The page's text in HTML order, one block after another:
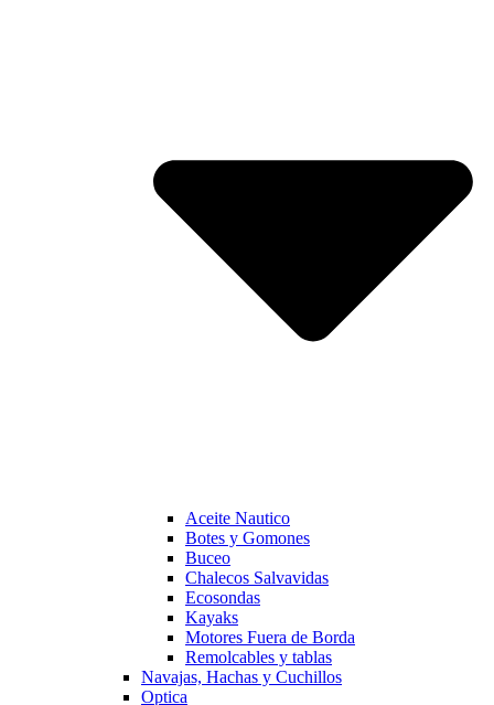
Aceite Nautico
Botes y Gomones
Buceo
Chalecos Salvavidas
Ecosondas
Kayaks
Motores Fuera de Borda
Remolcables y tablas
Navajas, Hachas y Cuchillos
Optica